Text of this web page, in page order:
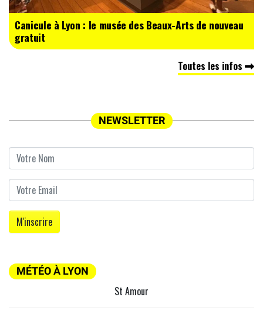
Canicule à Lyon : le musée des Beaux-Arts de nouveau
gratuit
Toutes les infos
NEWSLETTER
MÉTÉO À LYON
St Amour